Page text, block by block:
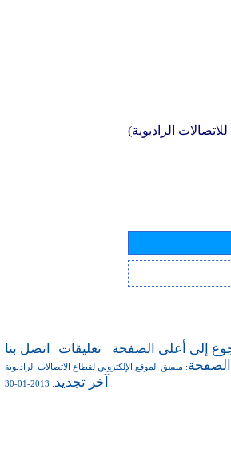
الراديوية)
إلى أعلى الصفحة - تعليقات - اتصل بنا
: منسق الموقع الإلكتروني لقطاع الاتصالات الراديوية
آخر تجديد: 2013-01-30